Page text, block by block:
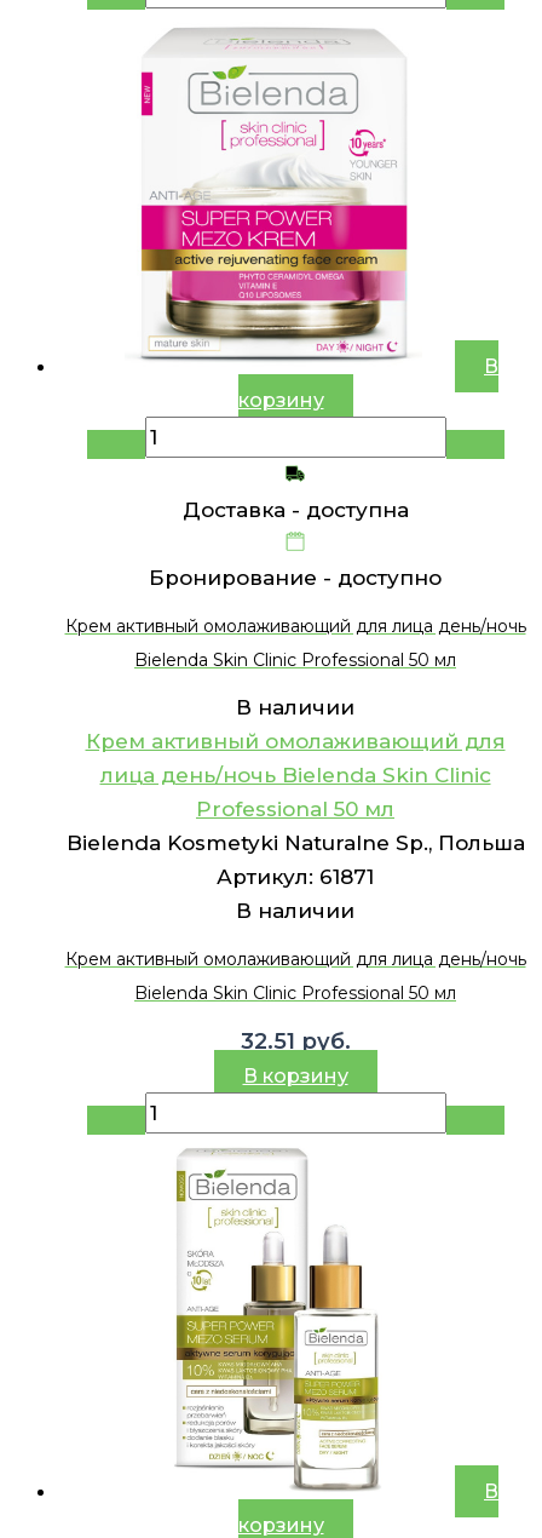
В
корзину
Доставка - доступна
Бронирование - доступно
Крем активный омолаживающий для лица день/ночь
Bielenda Skin Clinic Professional 50 мл
В наличии
Крем активный омолаживающий для
лица день/ночь Bielenda Skin Clinic
Professional 50 мл
Bielenda Kosmetyki Naturalne Sp., Польша
Артикул: 61871
В наличии
Крем активный омолаживающий для лица день/ночь
Bielenda Skin Clinic Professional 50 мл
32.51 руб.
В корзину
В
корзину